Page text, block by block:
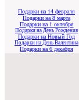
Подарки на 14 февраля
Подарки на 8 марта
Подарки на 1 октября
Подарки на День Рождения
Подарки на Новый Год
Подарки на День Валентина
Подарки на 6 декабря